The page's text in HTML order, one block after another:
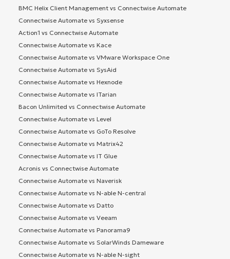
BMC Helix Client Management vs Connectwise Automate
Connectwise Automate vs Syxsense
Action1 vs Connectwise Automate
Connectwise Automate vs Kace
Connectwise Automate vs VMware Workspace One
Connectwise Automate vs SysAid
Connectwise Automate vs Hexnode
Connectwise Automate vs ITarian
Bacon Unlimited vs Connectwise Automate
Connectwise Automate vs Level
Connectwise Automate vs GoTo Resolve
Connectwise Automate vs Matrix42
Connectwise Automate vs IT Glue
Acronis vs Connectwise Automate
Connectwise Automate vs Naverisk
Connectwise Automate vs N-able N-central
Connectwise Automate vs Datto
Connectwise Automate vs Veeam
Connectwise Automate vs Panorama9
Connectwise Automate vs SolarWinds Dameware
Connectwise Automate vs N-able N-sight